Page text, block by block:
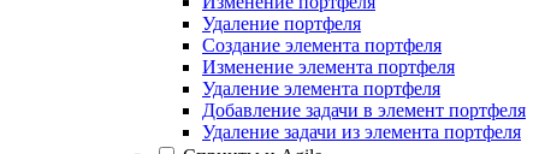
Удаление портфеля
Создание элемента портфеля
Изменение элемента портфеля
Удаление элемента портфеля
Добавление задачи в элемент портфеля
Удаление задачи из элемента портфеля